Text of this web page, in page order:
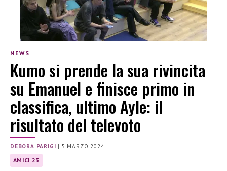
NEWS
Kumo si prende la sua rivincita
su Emanuel e finisce primo in
classifica, ultimo Ayle: il
risultato del televoto
DEBORA PARIGI | 5 MARZO 2024
AMICI 23